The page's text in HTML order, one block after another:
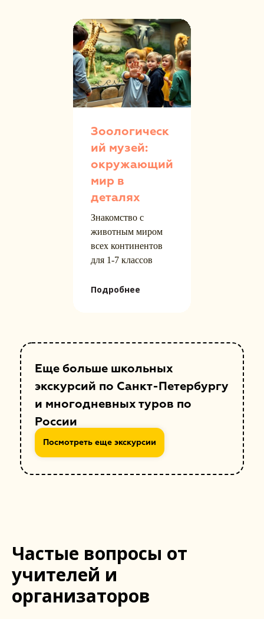
Зоологическ
ий музей:
окружающий
мир в
деталях
Знакомство с
животным миром
всех континентов
для 1-7 классов
Подробнее
Еще больше школьных
экскурсий по Санкт-Петербургу
и многодневных туров по
России
Посмотреть еще экскурсии
Частые вопросы от
учителей и
организаторов